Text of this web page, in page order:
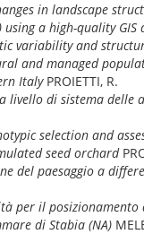
in landscape
a high-quality GIS
variability and
and managed
Italy PROIETTI, R.
livello di sistema delle
selection and
seed orchard
del paesaggio a
per il
di Stabia (NA)